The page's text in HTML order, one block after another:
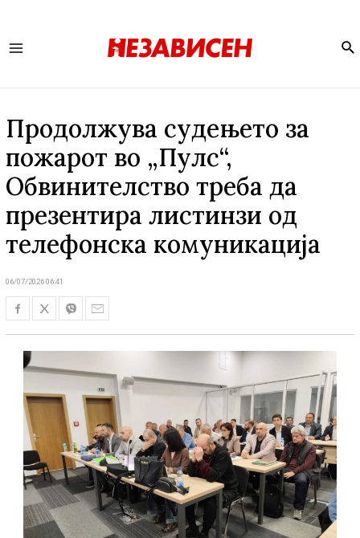
Продолжува судењето за
пожарот во „Пулс“,
Обвинителство треба да
презентира листинзи од
телефонска комуникација
06/07/2026 06:41